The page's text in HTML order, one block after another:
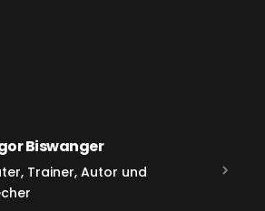
Biswanger
Trainer, Autor und